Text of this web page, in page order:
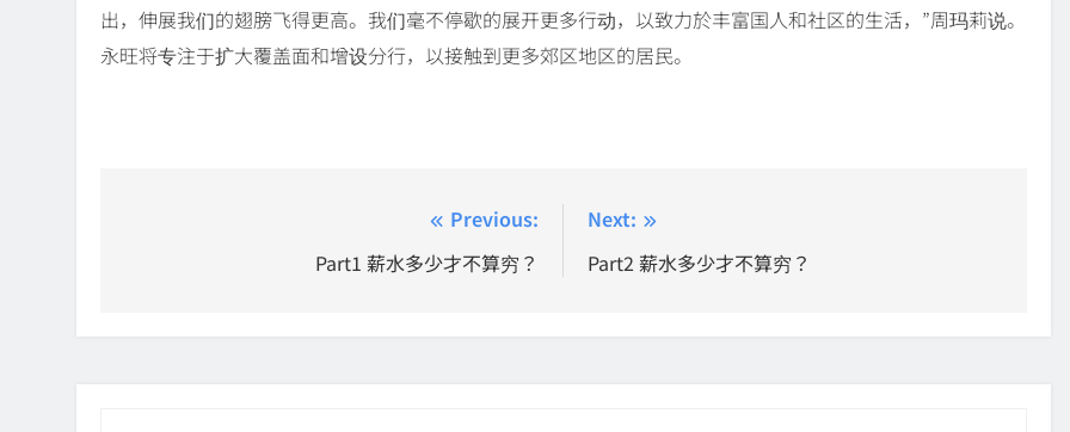
出，伸展我们的翅膀飞得更高。我们毫不停歇的展开更多行动，以致力於丰富国人和社区的生活，”周玛莉说。
永旺将专注于扩大覆盖面和增设分行，以接触到更多郊区地区的居民。
Previous:
Part1 薪水多少才不算穷？
Next:
Part2 薪水多少才不算穷？